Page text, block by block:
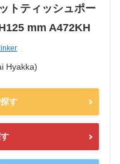
トティッシュポー
mm A472KH
Hyakka)
す